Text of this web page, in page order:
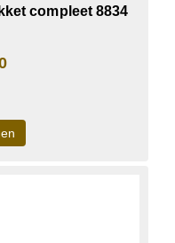
compleet 8834